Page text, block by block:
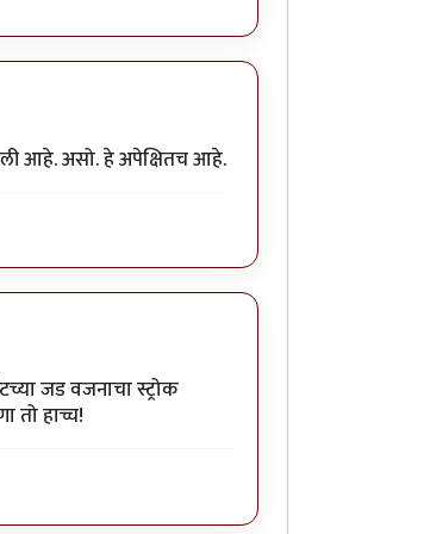
आहे. असो. हे अपेक्षितच आहे.
जड वजनाचा स्ट्रोक
तो हाच्च!